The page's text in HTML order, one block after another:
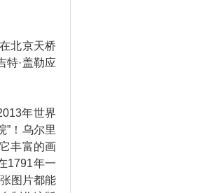
北京天桥
特·盖勒应
年世界
”！乌尔里
丰富的画
1791年一
图片都能